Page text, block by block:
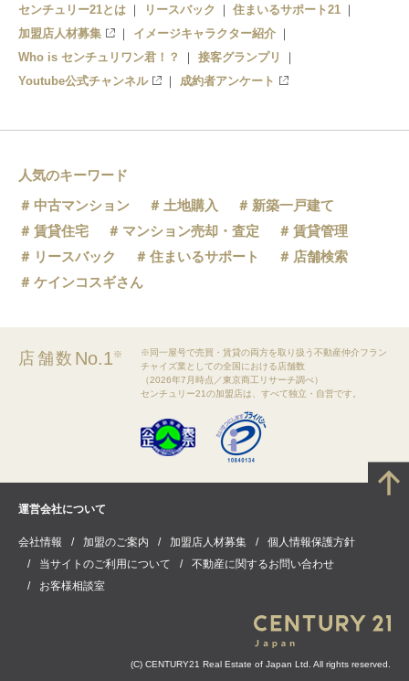
センチュリー21とは
リースバック
住まいるサポート21
加盟店人材募集
イメージキャラクター紹介
Who is センチュリワン君！？
接客グランプリ
Youtube公式チャンネル
成約者アンケート
人気のキーワード
中古マンション
土地購入
新築一戸建て
賃貸住宅
マンション売却・査定
賃貸管理
リースバック
住まいるサポート
店舗検索
ケインコスギさん
店舗数 No.1※
※同一屋号で売買・賃貸の両方を取り扱う不動産仲介フラン
チャイズ業としての全国における店舗数
（2026年7月時点／東京商工リサーチ調べ）
センチュリー21の加盟店は、すべて独立・自営です。
運営会社について
会社情報 加盟のご案内 加盟店人材募集
個人情報保護方針
当サイトのご利用について
不動産に関するお問い合わせ
お客様相談室
(C) CENTURY21 Real Estate of Japan Ltd. All rights reserved.